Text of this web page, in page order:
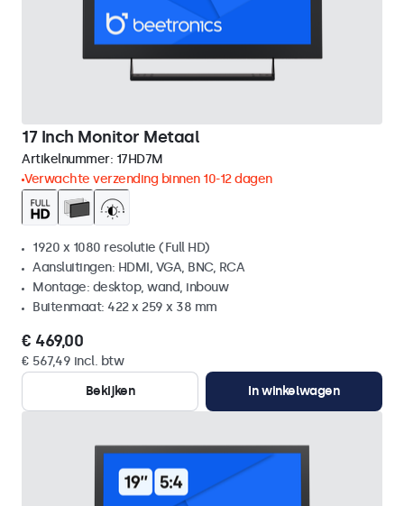
17 Inch Monitor Metaal
Artikelnummer: 17HD7M
Verwachte verzending binnen 10-12 dagen
1920 x 1080 resolutie (Full HD)
Aansluitingen: HDMI, VGA, BNC, RCA
Montage: desktop, wand, inbouw
Buitenmaat: 422 x 259 x 38 mm
€ 469,00
€ 567,49 incl. btw
Bekijken
In winkelwagen